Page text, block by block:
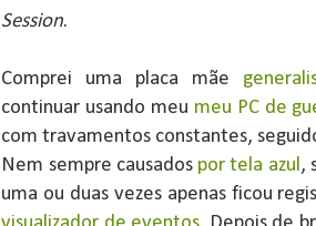
Session.
Comprei uma placa mãe
continuar usando meu meu PC de
com travamentos constantes,
Nem sempre causados por tela azul,
uma ou duas vezes apenas ficou